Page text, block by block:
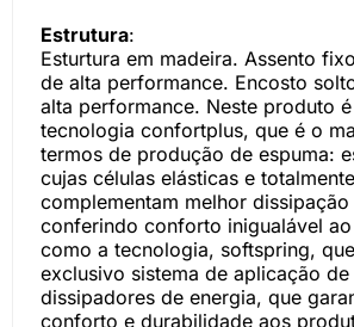
Estrutura:
Esturtura em madeira. Assento
de alta performance. Encosto
alta performance. Neste produto
tecnologia confortplus, que é o
termos de produção de espuma:
cujas células elásticas e
complementam melhor
conferindo conforto inigualável ao
como a tecnologia, softspring,
exclusivo sistema de aplicação
dissipadores de energia, que
conforto e durabilidade aos